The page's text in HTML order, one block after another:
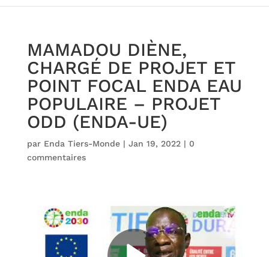
MAMADOU DIÈNE,
CHARGÉ DE PROJET ET
POINT FOCAL ENDA EAU
POPULAIRE – PROJET
ODD (ENDA-UE)
par Enda Tiers-Monde| Jan 19, 2022| 0
commentaires